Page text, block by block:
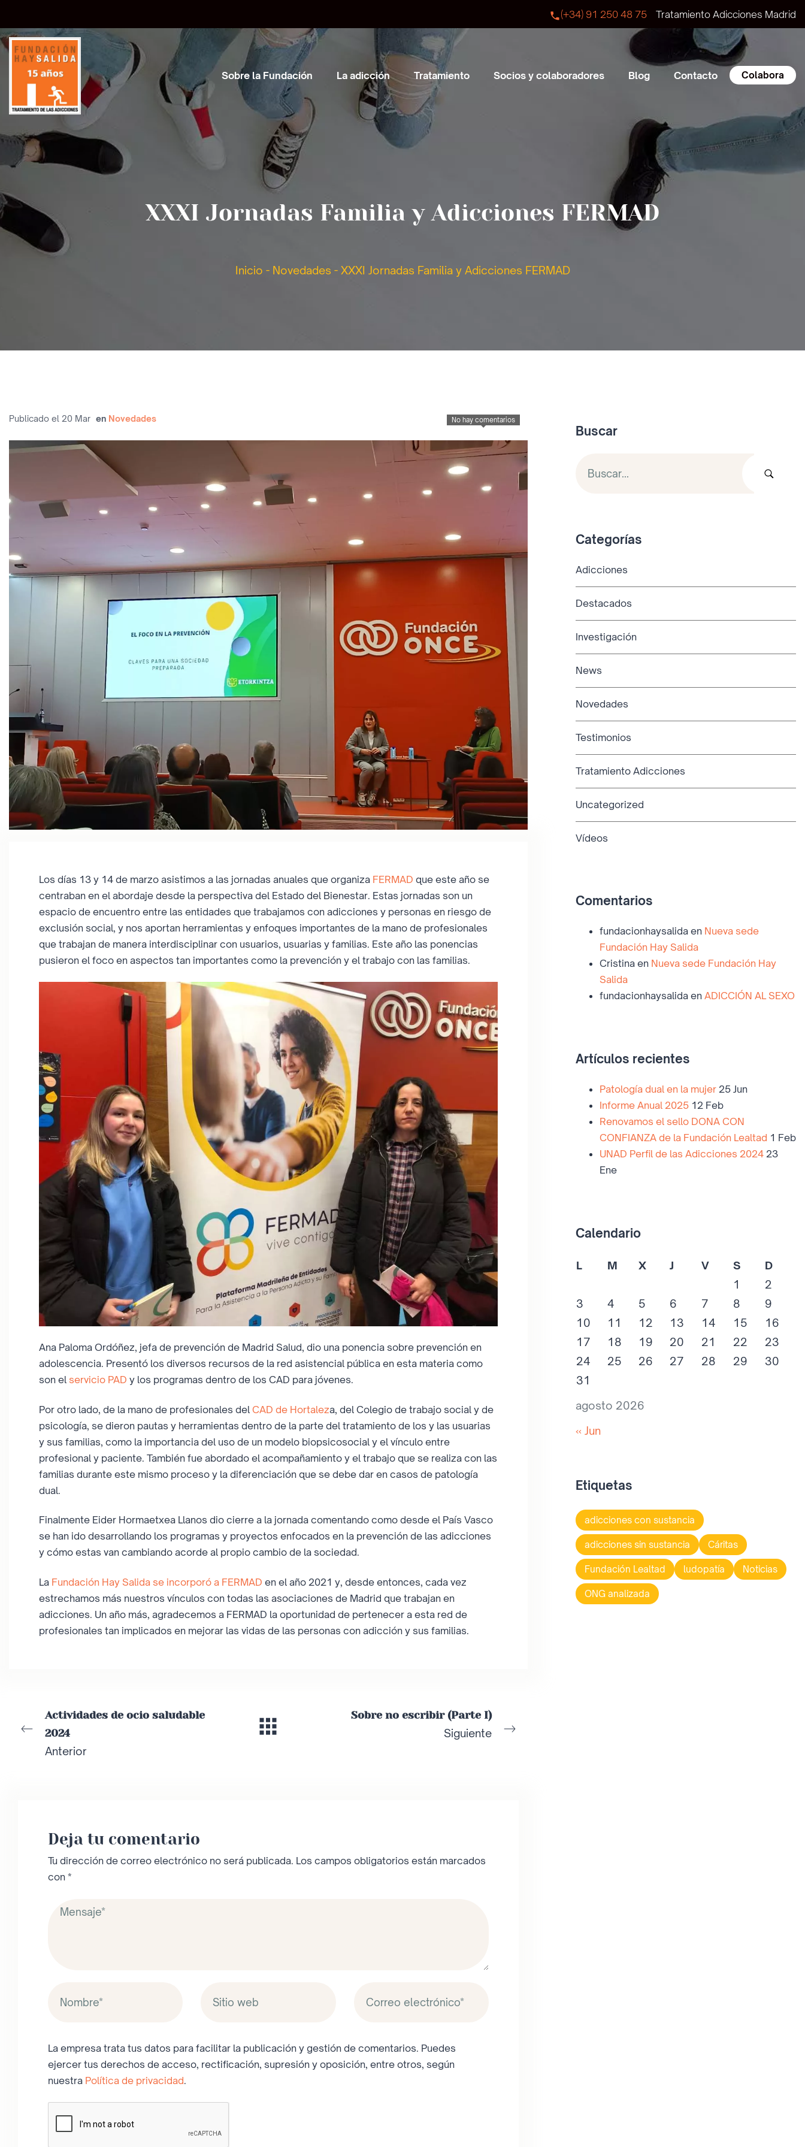
(+34) 91 250 48 75 Tratamiento Adicciones Madrid
Sobre la Fundación La adicción Tratamiento Socios y colaboradores Blog Contacto Colabora
XXXI Jornadas Familia y Adicciones FERMAD
Inicio - Novedades - XXXI Jornadas Familia y Adicciones FERMAD
No hay comentarios
Publicado el 20 Mar en Novedades
Los días 13 y 14 de marzo asistimos a las jornadas anuales que organiza FERMAD que este año se
centraban en el abordaje desde la perspectiva del Estado del Bienestar. Estas jornadas son un
espacio de encuentro entre las entidades que trabajamos con adicciones y personas en riesgo de
exclusión social, y nos aportan herramientas y enfoques importantes de la mano de profesionales
que trabajan de manera interdisciplinar con usuarios, usuarias y familias. Este año las ponencias
pusieron el foco en aspectos tan importantes como la prevención y el trabajo con las familias.
Ana Paloma Ordóñez, jefa de prevención de Madrid Salud, dio una ponencia sobre prevención en
adolescencia. Presentó los diversos recursos de la red asistencial pública en esta materia como
son el servicio PAD y los programas dentro de los CAD para jóvenes.
Por otro lado, de la mano de profesionales del CAD de Hortaleza, del Colegio de trabajo social y de
psicología, se dieron pautas y herramientas dentro de la parte del tratamiento de los y las usuarias
y sus familias, como la importancia del uso de un modelo biopsicosocial y el vínculo entre
profesional y paciente. También fue abordado el acompañamiento y el trabajo que se realiza con las
familias durante este mismo proceso y la diferenciación que se debe dar en casos de patología
dual.
Finalmente Eider Hormaetxea Llanos dio cierre a la jornada comentando como desde el País Vasco
se han ido desarrollando los programas y proyectos enfocados en la prevención de las adicciones
y cómo estas van cambiando acorde al propio cambio de la sociedad.
La Fundación Hay Salida se incorporó a FERMAD en el año 2021 y, desde entonces, cada vez
estrechamos más nuestros vínculos con todas las asociaciones de Madrid que trabajan en
adicciones. Un año más, agradecemos a FERMAD la oportunidad de pertenecer a esta red de
profesionales tan implicados en mejorar las vidas de las personas con adicción y sus familias.
Actividades de ocio saludable
2024
Anterior
Sobre no escribir (Parte I)
Siguiente
Deja tu comentario
Tu dirección de correo electrónico no será publicada. Los campos obligatorios están marcados
con *
La empresa trata tus datos para facilitar la publicación y gestión de comentarios. Puedes
ejercer tus derechos de acceso, rectificación, supresión y oposición, entre otros, según
nuestra Política de privacidad.
Buscar
Categorías
Adicciones
Destacados
Investigación
News
Novedades
Testimonios
Tratamiento Adicciones
Uncategorized
Vídeos
Comentarios
fundacionhaysalida en Nueva sede
Fundación Hay Salida
Cristina en Nueva sede Fundación Hay
Salida
fundacionhaysalida en ADICCIÓN AL SEXO
Artículos recientes
Patología dual en la mujer 25 Jun
Informe Anual 2025 12 Feb
Renovamos el sello DONA CON
CONFIANZA de la Fundación Lealtad 1 Feb
UNAD Perfil de las Adicciones 2024 23
Ene
Calendario
agosto 2026
L M X J V S
D
1
2
3
4 5 6 7 8
9
10
11 12 13 14 15
16
17
18 19 20 21 22
23
24
25 26 27 28 29
30
31
« Jun
Etiquetas
adicciones con sustancia
adicciones sin sustancia Cáritas
Fundación Lealtad ludopatía Noticias
ONG analizada